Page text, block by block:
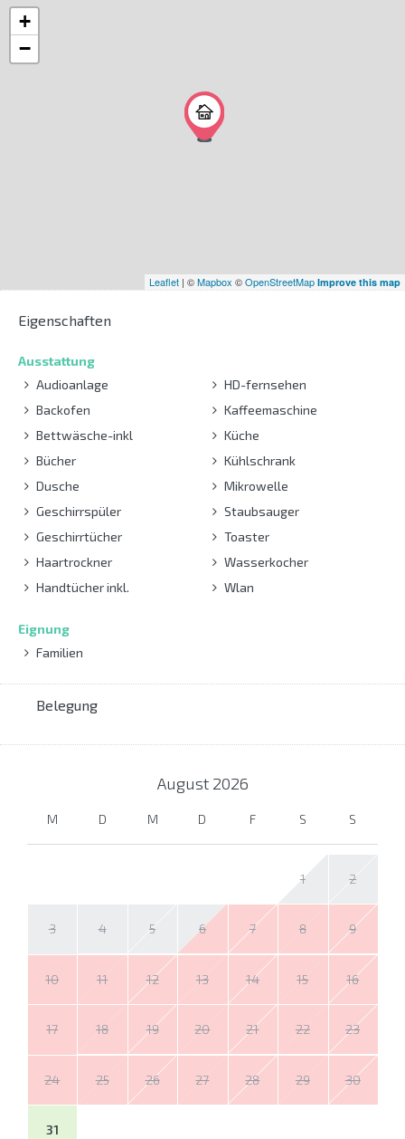
+
−
Leaflet | ©Mapbox ©OpenStreetMap Improve this map
Eigenschaften
Ausstattung
Audioanlage
Backofen
Bettwäsche-inkl
Bücher
Dusche
Geschirrspüler
Geschirrtücher
Haartrockner
Handtücher inkl.
HD-fernsehen
Kaffeemaschine
Küche
Kühlschrank
Mikrowelle
Staubsauger
Toaster
Wasserkocher
Wlan
Eignung
Familien
Belegung
August 2026
M D M D F S S
1 2
3 4 5 6 7 8 9
10 11 12 13 14 15 16
17 18 19 20 21 22 23
24 25 26 27 28 29 30
31